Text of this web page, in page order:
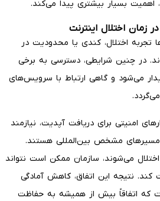
اهمیت بسیار بیشتری پیدا می‌کند.
زمان اختلال اینترنت
تجربه اختلال، کندی یا محدودیت در
در چنین شرایطی، دسترسی به برخی
می‌شود و گاهی ارتباط با سرویس‌های
امنیتی برای دریافت آپدیت، نیازمند
مسیرهای مشخص بین‌المللی هستند.
می‌شوند، سازمان ممکن است نتواند
نتیجه این اتفاق، کاهش آمادگی
که اتفاقاً بیش از همیشه به حفاظت